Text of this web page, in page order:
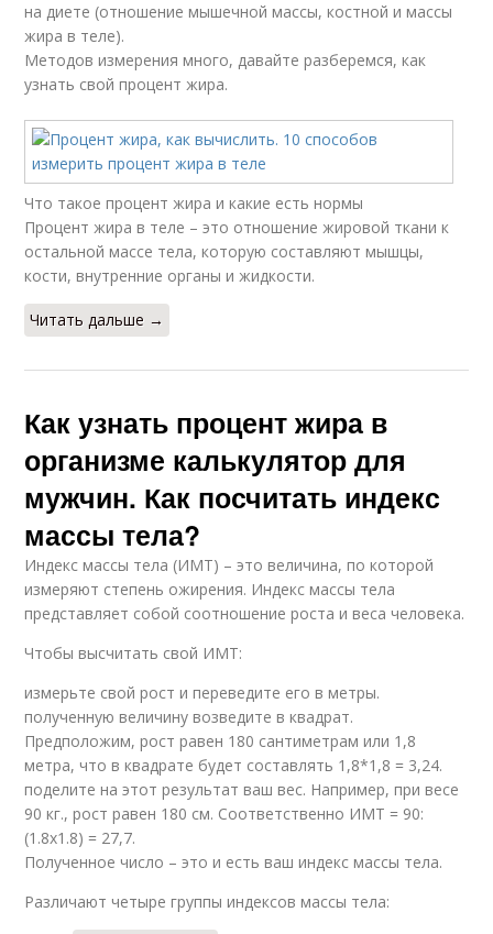
на диете (отношение мышечной массы, костной и массы
жира в теле).
Методов измерения много, давайте разберемся, как
узнать свой процент жира.
Что такое процент жира и какие есть нормы
Процент жира в теле – это отношение жировой ткани к
остальной массе тела, которую составляют мышцы,
кости, внутренние органы и жидкости.
Читать дальше →
Как узнать процент жира в
организме калькулятор для
мужчин. Как посчитать индекс
массы тела?
Индекс массы тела (ИМТ) – это величина, по которой
измеряют степень ожирения. Индекс массы тела
представляет собой соотношение роста и веса человека.
Чтобы высчитать свой ИМТ:
измерьте свой рост и переведите его в метры.
полученную величину возведите в квадрат.
Предположим, рост равен 180 сантиметрам или 1,8
метра, что в квадрате будет составлять 1,8*1,8 = 3,24.
поделите на этот результат ваш вес. Например, при весе
90 кг., рост равен 180 см. Соответственно ИМТ = 90:
(1.8х1.8) = 27,7.
Полученное число – это и есть ваш индекс массы тела.
Различают четыре группы индексов массы тела: